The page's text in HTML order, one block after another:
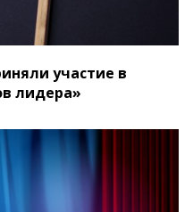
участие в
лидера»